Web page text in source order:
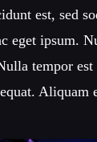
est, sed
eget ipsum.
tempor
Aliquam